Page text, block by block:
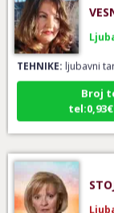
TEHNIKE:ljubavni
Broj